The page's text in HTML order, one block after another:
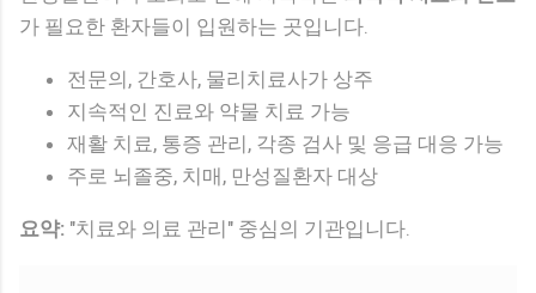
가 필요한 환자들이 입원하는 곳입니다.
전문의, 간호사, 물리치료사가 상주
지속적인 진료와 약물 치료 가능
재활 치료, 통증 관리, 각종 검사 및 응급 대응 가능
주로 뇌졸중, 치매, 만성질환자 대상
요약: "치료와 의료 관리" 중심의 기관입니다.